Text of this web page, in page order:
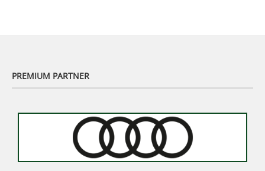
PREMIUM PARTNER